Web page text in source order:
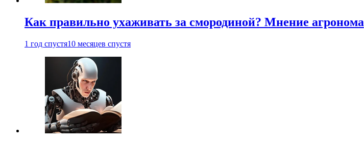
Как правильно ухаживать за смородиной? Мнение агронома
1 год спустя10 месяцев спустя